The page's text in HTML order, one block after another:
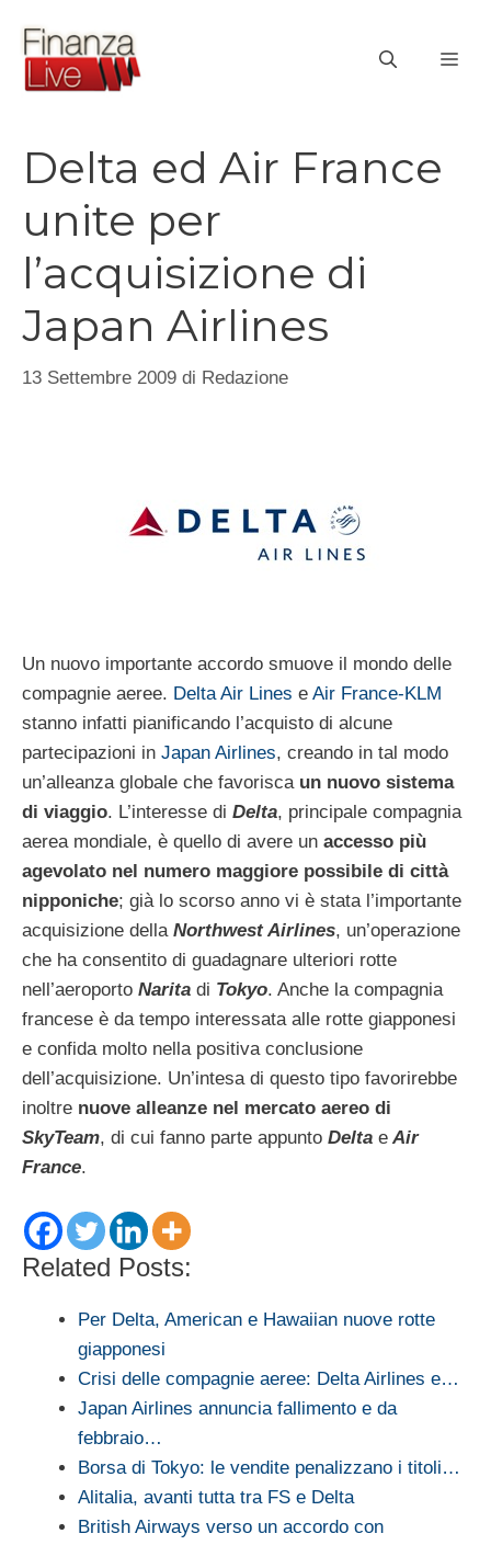
contenuto
Delta ed Air France
unite per
l’acquisizione di
Japan Airlines
13 Settembre 2009 di Redazione
Un nuovo importante accordo smuove il mondo delle
compagnie aeree. Delta Air Lines e Air France-KLM
stanno infatti pianificando l’acquisto di alcune
partecipazioni in Japan Airlines, creando in tal modo
un’alleanza globale che favorisca un nuovo sistema
di viaggio. L’interesse di Delta, principale compagnia
aerea mondiale, è quello di avere un accesso più
agevolato nel numero maggiore possibile di città
nipponiche; già lo scorso anno vi è stata l’importante
acquisizione della Northwest Airlines, un’operazione
che ha consentito di guadagnare ulteriori rotte
nell’aeroporto Narita di Tokyo. Anche la compagnia
francese è da tempo interessata alle rotte giapponesi
e confida molto nella positiva conclusione
dell’acquisizione. Un’intesa di questo tipo favorirebbe
inoltre nuove alleanze nel mercato aereo di
SkyTeam, di cui fanno parte appunto Delta e Air
France.
Related Posts:
Per Delta, American e Hawaiian nuove rotte
giapponesi
Crisi delle compagnie aeree: Delta Airlines e…
Japan Airlines annuncia fallimento e da
febbraio…
Borsa di Tokyo: le vendite penalizzano i titoli…
Alitalia, avanti tutta tra FS e Delta
British Airways verso un accordo con